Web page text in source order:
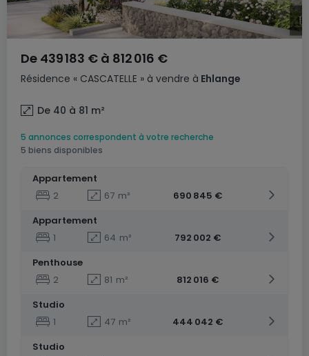
Résidence « CASCATELLE » à vendre à Ehlange
De 439 183 € à 812 016 €
De 40 à 81 m²
5 annonces correspondent à votre recherche
5 biens disponibles
Appartement
2
67 m²
690 845 €
Appartement
1
64 m²
792 002 €
Penthouse
2
81 m²
812 016 €
Studio
1
47 m²
444 042 €
Studio